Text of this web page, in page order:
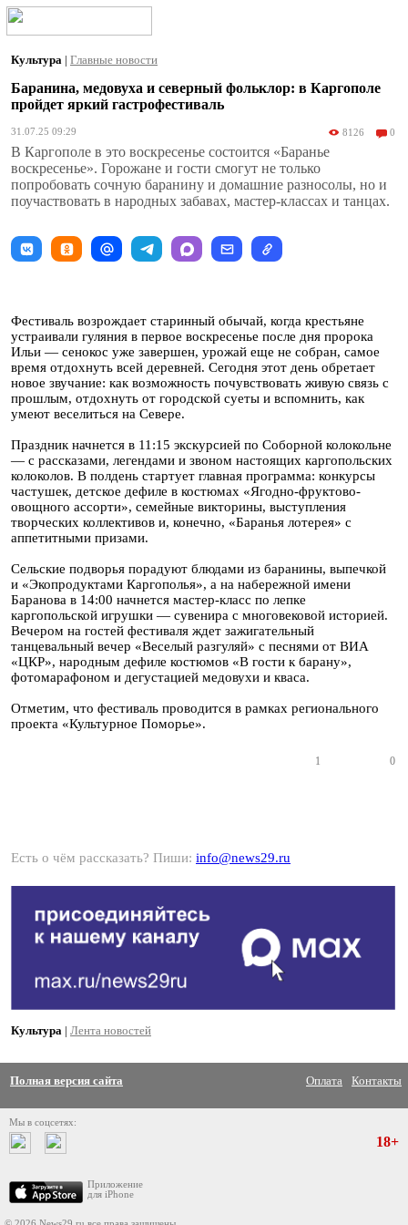
Культура | Главные новости
Баранина, медовуха и северный фольклор: в Каргополе
пройдет яркий гастрофестиваль
31.07.25 09:29 8126 0
В Каргополе в это воскресенье состоится «Баранье
воскресенье». Горожане и гости смогут не только
попробовать сочную баранину и домашние разносолы, но и
поучаствовать в народных забавах, мастер-классах и танцах.
Фестиваль возрождает старинный обычай, когда крестьяне
устраивали гуляния в первое воскресенье после дня пророка
Ильи — сенокос уже завершен, урожай еще не собран, самое
время отдохнуть всей деревней. Сегодня этот день обретает
новое звучание: как возможность почувствовать живую связь с
прошлым, отдохнуть от городской суеты и вспомнить, как
умеют веселиться на Севере.
Праздник начнется в 11:15 экскурсией по Соборной колокольне
— с рассказами, легендами и звоном настоящих каргопольских
колоколов. В полдень стартует главная программа: конкурсы
частушек, детское дефиле в костюмах «Ягодно-фруктово-
овощного ассорти», семейные викторины, выступления
творческих коллективов и, конечно, «Баранья лотерея» с
аппетитными призами.
Сельские подворья порадуют блюдами из баранины, выпечкой
и «Экопродуктами Каргополья», а на набережной имени
Баранова в 14:00 начнется мастер-класс по лепке
каргопольской игрушки — сувенира с многовековой историей.
Вечером на гостей фестиваля ждет зажигательный
танцевальный вечер «Веселый разгуляй» с песнями от ВИА
«ЦКР», народным дефиле костюмов «В гости к барану»,
фотомарафоном и дегустацией медовухи и кваса.
Отметим, что фестиваль проводится в рамках регионального
проекта «Культурное Поморье».
1 0
Есть о чём рассказать? Пиши: info@news29.ru
Культура | Лента новостей
Полная версия сайта Оплата Контакты
Мы в соцсетях:
Приложение
для iPhone
18+